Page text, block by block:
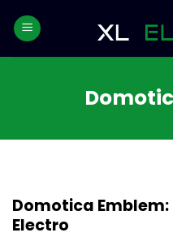
Domotica Emblem:
Electro